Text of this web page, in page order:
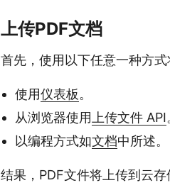
上传PDF文档
首先，使用以下任意一种方式
使用仪表板。
从浏览器使用 上传文件 API
以编程方式如文档中所述。
结果，PDF文件将上传到云存